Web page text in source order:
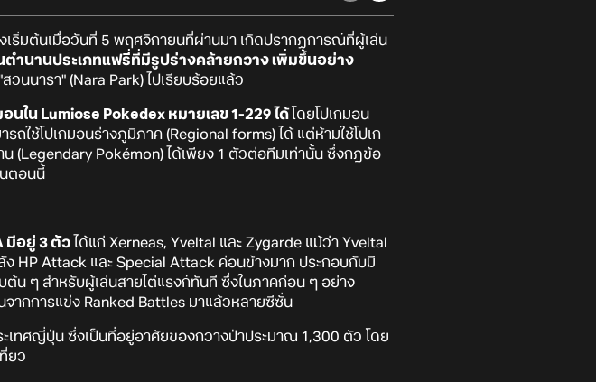
เริ่มต้นเมื่อวันที่ 5 พฤศจิกายนที่ผ่านมา เกิดปรากฏการณ์ที่ผู้เล่น
นตำนานประเภทแฟรี่ที่มีรูปร่างคล้ายกวาง เพิ่มขึ้นอย่าง
นนารา" (Nara Park) ไปเรียบร้อยแล้ว
ใน Lumiose Pokedex หมายเลข 1-229 ได้ โดยโปเกมอน
ถใช้โปเกมอนร่างภูมิภาค (Regional forms) ได้ แต่ห้ามใช้โปเก
(Legendary Pokémon) ได้เพียง 1 ตัวต่อทีมเท่านั้น ซึ่งกฎข้อ
นตอนนี้
มีอยู่ 3 ตัว ได้แก่ Xerneas, Yveltal และ Zygarde แม้ว่า Yveltal
ง HP Attack และ Special Attack ค่อนข้างมาก ประกอบกับมี
น ๆ สำหรับผู้เล่นสายไต่แรงก์ทันที ซึ่งในภาคก่อน ๆ อย่าง
ากการแข่ง Ranked Battles มาแล้วหลายซีซั่น
ะเทศญี่ปุ่น ซึ่งเป็นที่อยู่อาศัยของกวางป่าประมาณ 1,300 ตัว โดย
ยว